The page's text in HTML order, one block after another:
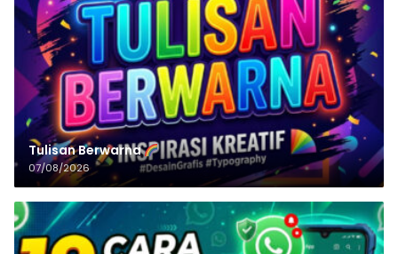
Tulisan‌‌‌‌‌‌‌‌‌‌‌‌‌‌‌‌ Berwarna
07/08/2026